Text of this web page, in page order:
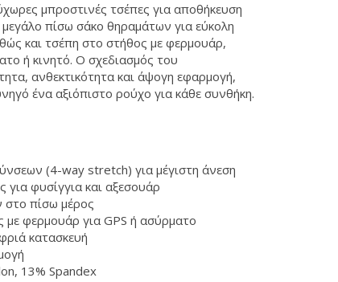
μπροστινές τσέπες για αποθήκευση
πίσω σάκο θηραμάτων για εύκολη
και τσέπη στο στήθος με φερμουάρ,
ή κινητό. Ο σχεδιασμός του
ανθεκτικότητα και άψογη εφαρμογή,
ένα αξιόπιστο ρούχο για κάθε συνθήκη.
(4-way stretch) για μέγιστη άνεση
για φυσίγγια και αξεσουάρ
πίσω μέρος
με φερμουάρ για GPS ή ασύρματο
κατασκευή
13% Spandex